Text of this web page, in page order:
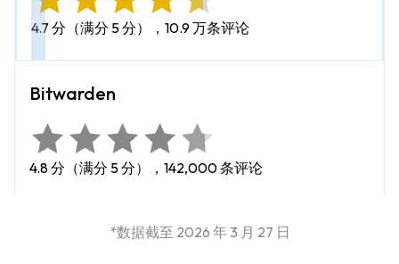
4.7 分（满分 5 分），10.9 万条评论
4.8 分（满分 5 分），142,000 条评论
*数据截至 2026 年 3 月 27 日